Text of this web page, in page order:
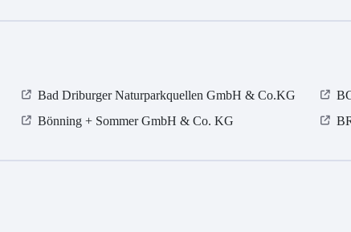
Bad Driburger Naturparkquellen GmbH & Co.KG
Bönning + Sommer GmbH & Co. KG